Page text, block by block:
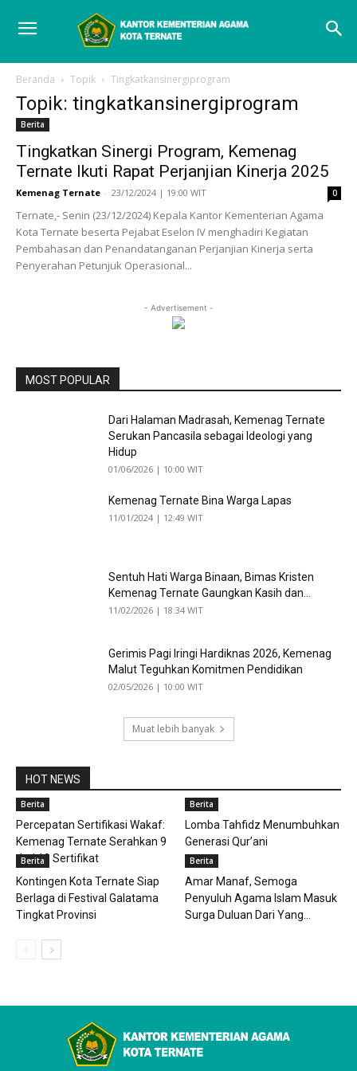
Beranda Topik Tingkatkansinergiprogram
Topik: tingkatkansinergiprogram
Berita
Tingkatkan Sinergi Program, Kemenag
Ternate Ikuti Rapat Perjanjian Kinerja 2025
Kemenag Ternate - 23/12/2024 | 19:00 WIT 0
Ternate,- Senin (23/12/2024) Kepala Kantor Kementerian Agama
Kota Ternate beserta Pejabat Eselon IV menghadiri Kegiatan
Pembahasan dan Penandatanganan Perjanjian Kinerja serta
Penyerahan Petunjuk Operasional...
- Advertisement -
MOST POPULAR
Dari Halaman Madrasah, Kemenag Ternate
Serukan Pancasila sebagai Ideologi yang
Hidup
01/06/2026 | 10:00 WIT
Kemenag Ternate Bina Warga Lapas
11/01/2024 | 12:49 WIT
Sentuh Hati Warga Binaan, Bimas Kristen
Kemenag Ternate Gaungkan Kasih dan...
11/02/2026 | 18:34 WIT
Gerimis Pagi Iringi Hardiknas 2026, Kemenag
Malut Teguhkan Komitmen Pendidikan
02/05/2026 | 10:00 WIT
Muat lebih banyak
HOT NEWS
Berita
Percepatan Sertifikasi Wakaf:
Kemenag Ternate Serahkan 9
dari 19 Sertifikat
Berita
Lomba Tahfidz Menumbuhkan
Generasi Qur’ani
Berita
Kontingen Kota Ternate Siap
Berlaga di Festival Galatama
Tingkat Provinsi
Berita
Amar Manaf, Semoga
Penyuluh Agama Islam Masuk
Surga Duluan Dari Yang...